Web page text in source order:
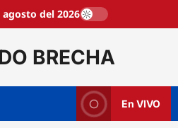
del 2026
BRECHA
En VIVO